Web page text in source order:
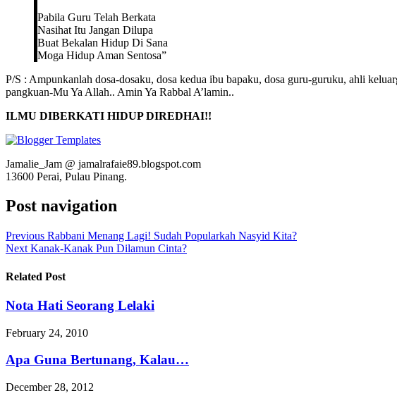
Pabila Guru Telah Berkata
Nasihat Itu Jangan Dilupa
Buat Bekalan Hidup Di Sana
Moga Hidup Aman Sentosa”
P/S : Ampunkanlah dosa-dosaku, dosa kedua ibu bapaku, dosa guru-guruku, ahli
pangkuan-Mu Ya Allah.. Amin Ya Rabbal A’lamin..
ILMU DIBERKATI HIDUP DIREDHAI!!
Jamalie_Jam @ jamalrafaie89.blogspot.com
13600 Perai, Pulau Pinang.
Post navigation
Previous Rabbani Menang Lagi! Sudah Popularkah Nasyid Kita?
Next Kanak-Kanak Pun Dilamun Cinta?
Related Post
Nota Hati Seorang Lelaki
February 24, 2010
Apa Guna Bertunang, Kalau…
December 28, 2012